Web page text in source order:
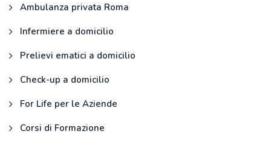
Ambulanza privata Roma
Infermiere a domicilio
Prelievi ematici a domicilio
Check-up a domicilio
For Life per le Aziende
Corsi di Formazione